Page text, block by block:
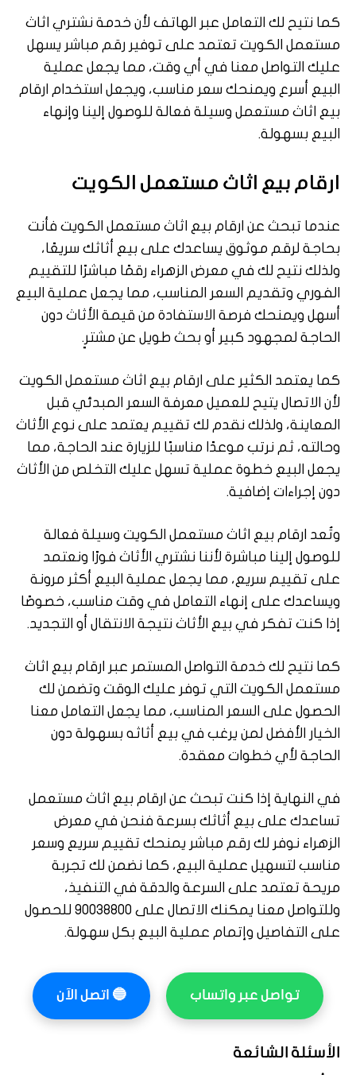
كما نتيح لك التعامل عبر الهاتف لأن خدمة نشتري اثاث
مستعمل الكويت تعتمد على توفير رقم مباشر يسهل
عليك التواصل معنا في أي وقت، مما يجعل عملية
البيع أسرع ويمنحك سعر مناسب، ويجعل استخدام ارقام
بيع اثاث مستعمل وسيلة فعالة للوصول إلينا وإنهاء
البيع بسهولة.
ارقام بيع اثاث مستعمل الكويت
عندما تبحث عن ارقام بيع اثاث مستعمل الكويت فأنت
بحاجة لرقم موثوق يساعدك على بيع أثاثك سريعًا،
ولذلك نتيح لك في معرض الزهراء رقمًا مباشرًا للتقييم
الفوري وتقديم السعر المناسب، مما يجعل عملية البيع
أسهل ويمنحك فرصة الاستفادة من قيمة الأثاث دون
الحاجة لمجهود كبير أو بحث طويل عن مشترٍ.
كما يعتمد الكثير على ارقام بيع اثاث مستعمل الكويت
لأن الاتصال يتيح للعميل معرفة السعر المبدئي قبل
المعاينة، ولذلك نقدم لك تقييم يعتمد على نوع الأثاث
وحالته، ثم نرتب موعدًا مناسبًا للزيارة عند الحاجة، مما
يجعل البيع خطوة عملية تسهل عليك التخلص من الأثاث
دون إجراءات إضافية.
وتُعد ارقام بيع اثاث مستعمل الكويت وسيلة فعالة
للوصول إلينا مباشرة لأننا نشتري الأثاث فورًا ونعتمد
على تقييم سريع، مما يجعل عملية البيع أكثر مرونة
ويساعدك على إنهاء التعامل في وقت مناسب، خصوصًا
إذا كنت تفكر في بيع الأثاث نتيجة الانتقال أو التجديد.
كما نتيح لك خدمة التواصل المستمر عبر ارقام بيع اثاث
مستعمل الكويت التي توفر عليك الوقت وتضمن لك
الحصول على السعر المناسب، مما يجعل التعامل معنا
الخيار الأفضل لمن يرغب في بيع أثاثه بسهولة دون
الحاجة لأي خطوات معقدة.
في النهاية إذا كنت تبحث عن ارقام بيع اثاث مستعمل
تساعدك على بيع أثاثك بسرعة فنحن في معرض
الزهراء نوفر لك رقم مباشر يمنحك تقييم سريع وسعر
مناسب لتسهيل عملية البيع، كما نضمن لك تجربة
مريحة تعتمد على السرعة والدقة في التنفيذ،
وللتواصل معنا يمكنك الاتصال على 90038800 للحصول
على التفاصيل وإتمام عملية البيع بكل سهولة.
تواصل عبر واتساب 🔵 اتصل الآن
الأسئلة الشائعة